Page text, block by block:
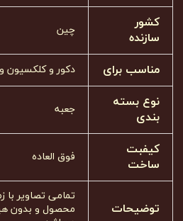
کشور
سازنده
چین
مناسب برای دکور و کلکسیون
نوع بسته
بندی
جعبه
کیفبت
ساخت
فوق العاده
توضیحات
تمامی تصاویر
محصول و بدون